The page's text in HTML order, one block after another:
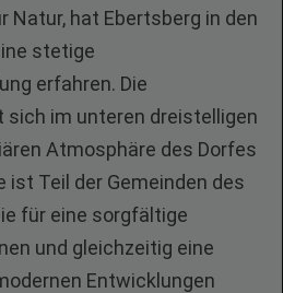
Natur, hat Ebertsberg in den
stetige
erfahren. Die
sich im unteren dreistelligen
Atmosphäre des Dorfes
ist Teil der Gemeinden des
für eine sorgfältige
und gleichzeitig eine
Entwicklungen